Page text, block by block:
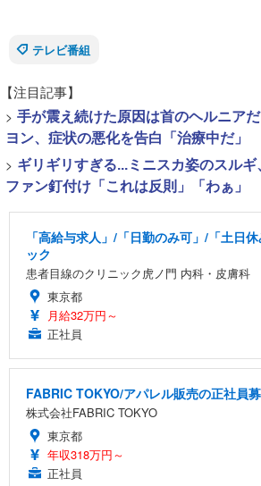
テレビ番組
【注目記事】
> 手が震え続けた原因は首のヘルニア
ヨン、症状の悪化を告白「治療中だ」
> ギリギリすぎる...ミニスカ姿のスル
ファン釘付け「これは反則」「わぁ」
「高給与求人」/「日勤のみ可」/「土日
ック
患者目線のクリニック虎ノ門 内科・皮膚科
東京都
月給32万円～
正社員
FABRIC TOKYO/アパレル販売の正社員
株式会社FABRIC TOKYO
東京都
年収318万円～
正社員